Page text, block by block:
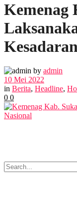
POLITIK
OPINI
Kemenag
by admin
10 Mei 2022
in Berita, Headline,
0 0